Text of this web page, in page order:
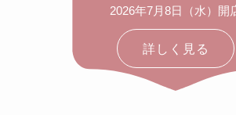
2026年7月8日（水）開
詳しく見る